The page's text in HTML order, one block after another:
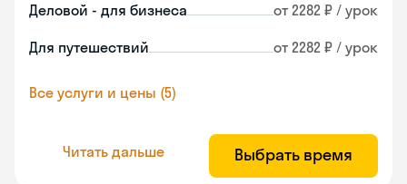
Деловой - для бизнеса от 2282 ₽ / урок
Для путешествий от 2282 ₽ / урок
Все услуги и цены (5)
Читать дальше Выбрать время